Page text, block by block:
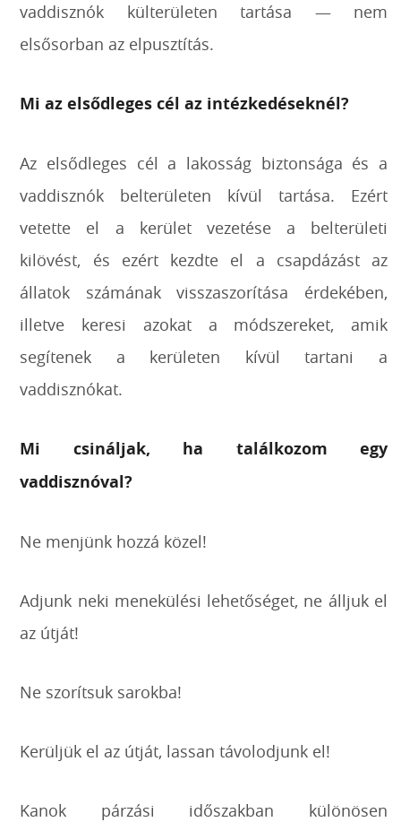
vaddisznók külterületen tartása — nem
elsősorban az elpusztítás.
Mi az elsődleges cél az intézkedéseknél?
Az elsődleges cél a lakosság biztonsága és a
vaddisznók belterületen kívül tartása. Ezért
vetette el a kerület vezetése a belterületi
kilövést, és ezért kezdte el a csapdázást az
állatok számának visszaszorítása érdekében,
illetve keresi azokat a módszereket, amik
segítenek a kerületen kívül tartani a
vaddisznókat.
Mi csináljak, ha találkozom egy
vaddisznóval?
Ne menjünk hozzá közel!
Adjunk neki menekülési lehetőséget, ne álljuk el
az útját!
Ne szorítsuk sarokba!
Kerüljük el az útját, lassan távolodjunk el!
Kanok párzási időszakban különösen